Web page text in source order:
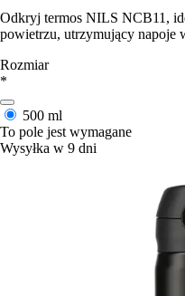
Odkryj termos NILS NCB11,
powietrzu, utrzymujący napoje
Rozmiar
*
500 ml
To pole jest wymagane
Wysyłka w 9 dni